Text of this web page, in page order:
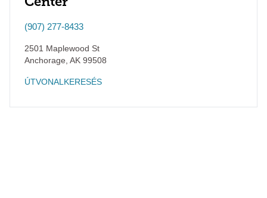
(907) 277-8433
2501 Maplewood St
Anchorage AK 99508
ÚTVONALKERESÉS